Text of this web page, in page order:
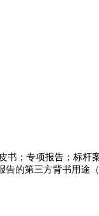
书；专项报告；标杆
的第三方背书用途（